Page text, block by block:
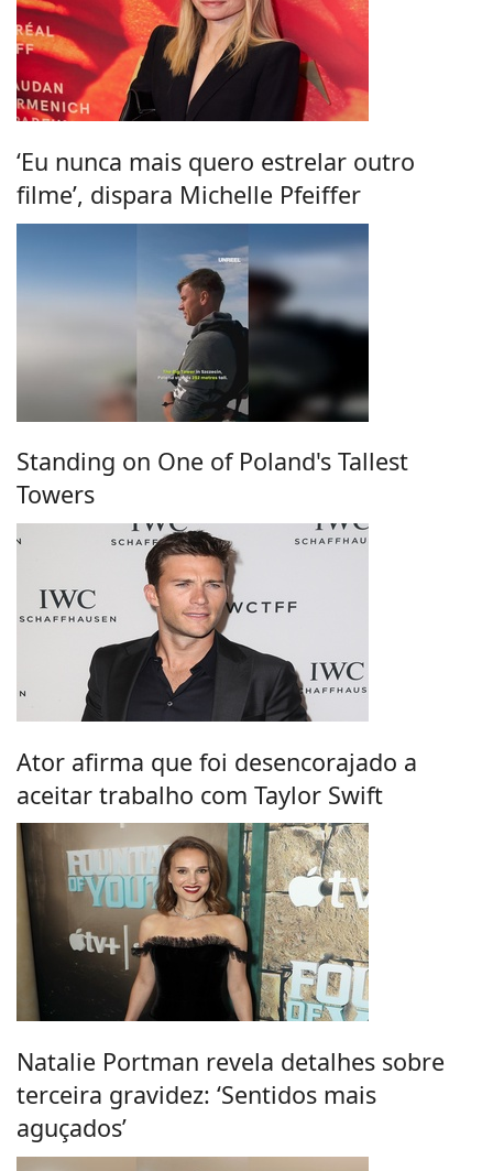
‘Eu nunca mais quero estrelar outro
filme’, dispara Michelle Pfeiffer
Standing on One of Poland's Tallest
Towers
Ator afirma que foi desencorajado a
aceitar trabalho com Taylor Swift
Natalie Portman revela detalhes sobre
terceira gravidez: ‘Sentidos mais
aguçados’